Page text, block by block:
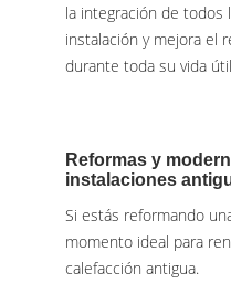
la integración de todos
instalación y mejora el
durante toda su vida
Reformas y
instalaciones
Si estás reformando
momento ideal para
calefacción antigua.